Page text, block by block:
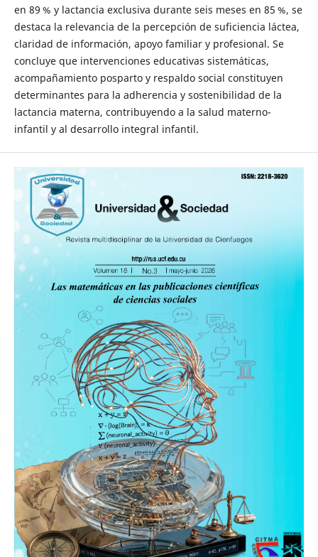
en 89 % y lactancia exclusiva durante seis meses en 85 %, se
destaca la relevancia de la percepción de suficiencia láctea,
claridad de información, apoyo familiar y profesional. Se
concluye que intervenciones educativas sistemáticas,
acompañamiento posparto y respaldo social constituyen
determinantes para la adherencia y sostenibilidad de la
lactancia materna, contribuyendo a la salud materno-
infantil y al desarrollo integral infantil.